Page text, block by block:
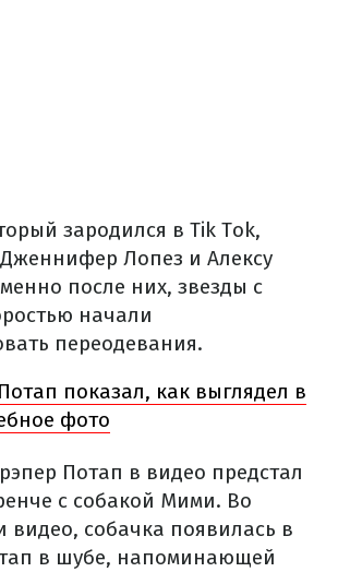
зародился в Tik Tok,
Лопез и Алексу
после них, звезды с
начали
переодевания.
Потап показал, как выглядел в
фото
Потап в видео предстал
с собакой Мими. Во
видео, собачка появилась в
в шубе, напоминающей